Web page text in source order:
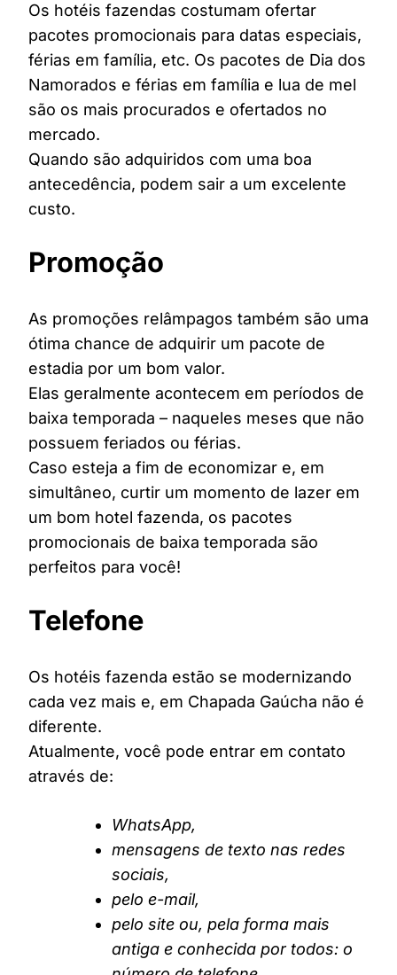
Os hotéis fazendas costumam ofertar
pacotes promocionais para datas especiais,
férias em família, etc. Os pacotes de Dia dos
Namorados e férias em família e lua de mel
são os mais procurados e ofertados no
mercado.
Quando são adquiridos com uma boa
antecedência, podem sair a um excelente
custo.
Promoção
As promoções relâmpagos também são uma
ótima chance de adquirir um pacote de
estadia por um bom valor.
Elas geralmente acontecem em períodos de
baixa temporada – naqueles meses que não
possuem feriados ou férias.
Caso esteja a fim de economizar e, em
simultâneo, curtir um momento de lazer em
um bom hotel fazenda, os pacotes
promocionais de baixa temporada são
perfeitos para você!
Telefone
Os hotéis fazenda estão se modernizando
cada vez mais e, em Chapada Gaúcha não é
diferente.
Atualmente, você pode entrar em contato
através de:
WhatsApp,
mensagens de texto nas redes
sociais,
pelo e-mail,
pelo site ou, pela forma mais
antiga e conhecida por todos: o